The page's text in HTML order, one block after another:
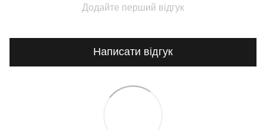
Додайте перший відгук
Написати відгук